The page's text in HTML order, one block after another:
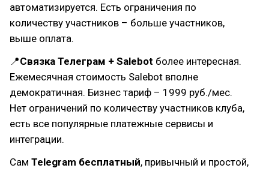
автоматизируется. Есть ограничения по
количеству участников – больше участников,
выше оплата.
📍Связка Телеграм + Salebot более интересная.
Ежемесячная стоимость Salebot вполне
демократичная. Бизнес тариф – 1999 руб./мес.
Нет ограничений по количеству участников клуба,
есть все популярные платежные сервисы и
интеграции.
Сам Telegram бесплатный, привычный и простой,